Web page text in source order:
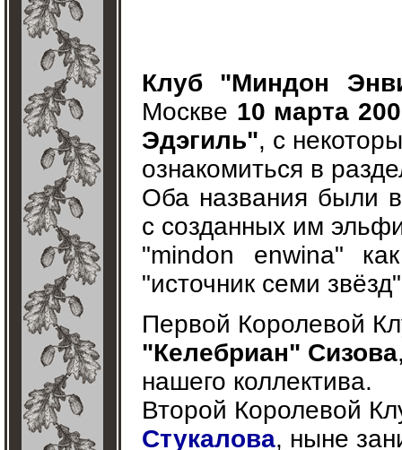
Клуб "Миндон
Москве 10 марта
Эдэгиль", с
ознакомиться в
Оба названия были
с созданных им
"mindon enwina"
"источник семи
Первой Королевой
"Келебриан" Сизова
нашего коллектива.
Второй Королевой
Стукалова, ныне